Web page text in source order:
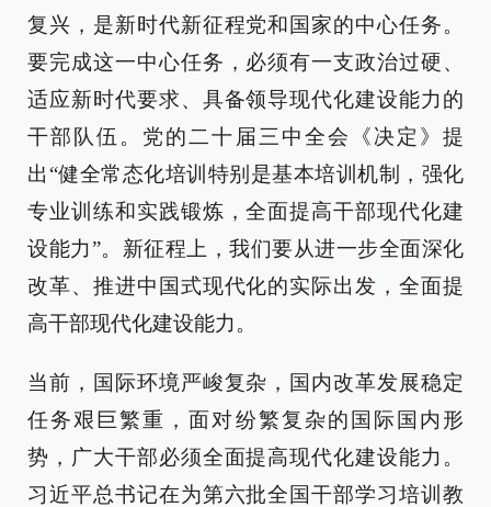
复兴，是新时代新征程党和国家的中心任务。
要完成这一中心任务，必须有一支政治过硬、
适应新时代要求、具备领导现代化建设能力的
干部队伍。党的二十届三中全会《决定》提
出“健全常态化培训特别是基本培训机制，强化
专业训练和实践锻炼，全面提高干部现代化建
设能力”。新征程上，我们要从进一步全面深化
改革、推进中国式现代化的实际出发，全面提
高干部现代化建设能力。
当前，国际环境严峻复杂，国内改革发展稳定
任务艰巨繁重，面对纷繁复杂的国际国内形
势，广大干部必须全面提高现代化建设能力。
习近平总书记在为第六批全国干部学习培训教